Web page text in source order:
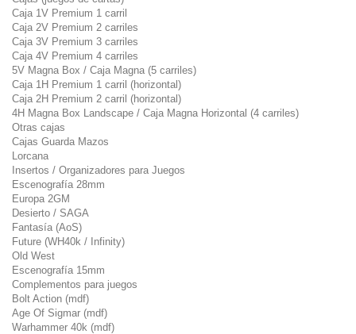
Caja 1V Premium 1 carril
Caja 2V Premium 2 carriles
Caja 3V Premium 3 carriles
Caja 4V Premium 4 carriles
5V Magna Box / Caja Magna (5 carriles)
Caja 1H Premium 1 carril (horizontal)
Caja 2H Premium 2 carril (horizontal)
4H Magna Box Landscape / Caja Magna Horizontal (4 carriles)
Otras cajas
Cajas Guarda Mazos
Lorcana
Insertos / Organizadores para Juegos
Escenografía 28mm
Europa 2GM
Desierto / SAGA
Fantasía (AoS)
Future (WH40k / Infinity)
Old West
Escenografía 15mm
Complementos para juegos
Bolt Action (mdf)
Age Of Sigmar (mdf)
Warhammer 40k (mdf)